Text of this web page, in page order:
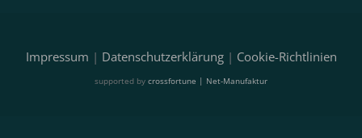
Impressum | Datenschutzerklärung| Cookie-Richtlinien
supported by crossfortune | Net-Manufaktur